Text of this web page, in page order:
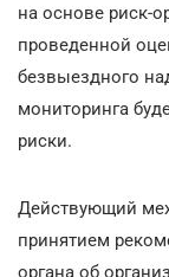
на основе риск-
проведенной
безвыездного
мониторинга
риски.
Действующий
принятием
органа об